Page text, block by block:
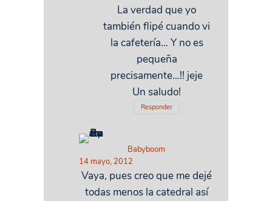
La verdad que yo
también flipé cuando vi
la cafetería… Y no es
pequeña
precisamente…!! jeje
Un saludo!
Responder
Babyboom
14 mayo, 2012
Vaya, pues creo que me dejé
todas menos la catedral así